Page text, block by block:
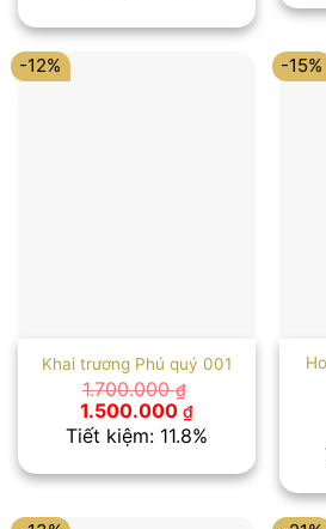
1.300.000 ₫.
-12%
Khai trương Phú quý 001
1.700.000₫
Giá
gốc
là:
1.500.000 ₫Giá
hiện
tại
1.500.000 ₫.
Tiết kiệm: 11.8%
-15%